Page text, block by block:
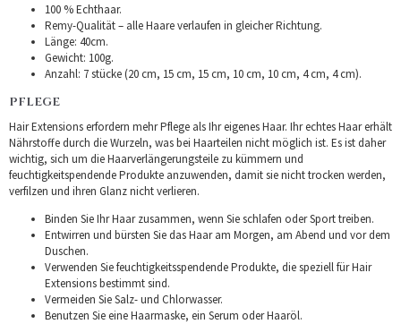
100 % Echthaar.
Remy-Qualität – alle Haare verlaufen in gleicher Richtung.
Länge: 40cm.
Gewicht: 100g.
Anzahl: 7 stücke (20 cm, 15 cm, 15 cm, 10 cm, 10 cm, 4 cm, 4 cm).
PFLEGE
Hair Extensions erfordern mehr Pflege als Ihr eigenes Haar. Ihr echtes Haar erhält
Nährstoffe durch die Wurzeln, was bei Haarteilen nicht möglich ist. Es ist daher
wichtig, sich um die Haarverlängerungsteile zu kümmern und
feuchtigkeitspendende Produkte anzuwenden, damit sie nicht trocken werden,
verfilzen und ihren Glanz nicht verlieren.
Binden Sie Ihr Haar zusammen, wenn Sie schlafen oder Sport treiben.
Entwirren und bürsten Sie das Haar am Morgen, am Abend und vor dem
Duschen.
Verwenden Sie feuchtigkeitsspendende Produkte, die speziell für Hair
Extensions bestimmt sind.
Vermeiden Sie Salz- und Chlorwasser.
Benutzen Sie eine Haarmaske, ein Serum oder Haaröl.